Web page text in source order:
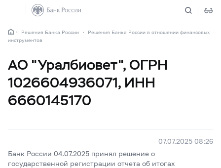
Решения Банка России
Решения Банка России в отношении финансовых
инструментов
АО "Уралбиовет", ОГРН
1026604936071, ИНН
6660145170
07.07.2025 08:26
Банк России 04.07.2025 принял решение о
государственной регистрации отчета об итогах